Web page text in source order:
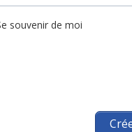
souvenir de moi